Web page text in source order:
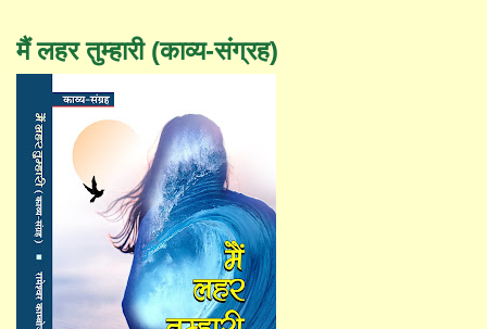
मैं लहर तुम्हारी (काव्य-संग्रह)